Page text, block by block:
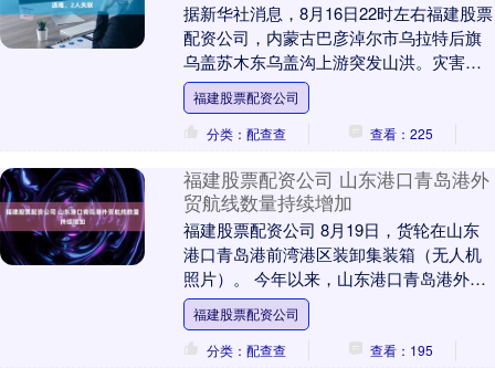
据新华社消息，8月16日22时左右福建股票
配资公司，内蒙古巴彦淖尔市乌拉特后旗
乌盖苏木东乌盖沟上游突发山洪。灾害发
生后，当地组织应急管理、公安、消防、
自然资源、....
福建股票配资公司
分类：配查查
查看：225
福建股票配资公司 山东港口青岛港外
贸航线数量持续增加
福建股票配资公司 8月19日，货轮在山东
港口青岛港前湾港区装卸集装箱（无人机
照片）。 今年以来，山东港口青岛港外贸
航线数量持续增加，截至7月底，新增13条
集装箱....
福建股票配资公司
分类：配查查
查看：195